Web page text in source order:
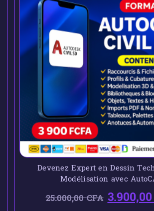
Devenez Expert en Dessin
Modélisation avec
25.000,00CFA